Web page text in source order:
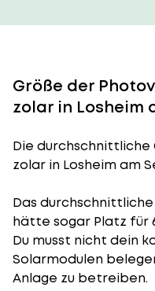
Größe der
zolar in Losheim
Die durchschnittliche
zolar in Losheim am
Das
hätte sogar Platz für
Du musst nicht dein
Solarmodulen
Anlage zu betreiben.